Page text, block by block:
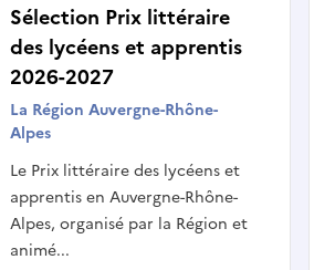
Sélection Prix littéraire
des lycéens et apprentis
2026-2027
La Région Auvergne-Rhône-
Alpes
Le Prix littéraire des lycéens et
apprentis en Auvergne-Rhône-
Alpes, organisé par la Région et
animé...